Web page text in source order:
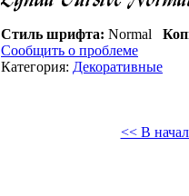
Стиль шрифта: Normal
Сообщить о проблеме
Категория: Декоративные
<< В